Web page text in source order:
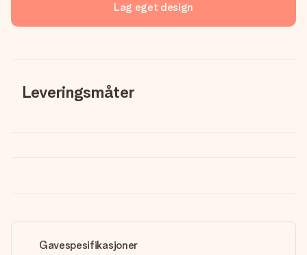
Lag eget design
Leveringsmåter
Gavespesifikasjoner